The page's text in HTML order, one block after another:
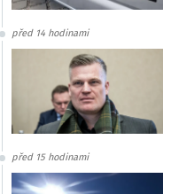
před 14 hodinami
před 15 hodinami